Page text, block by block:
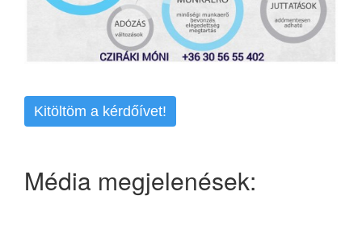
Kitöltöm a kérdőívet!
Média megjelenések: